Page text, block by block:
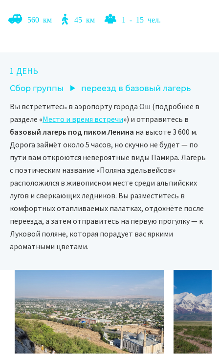
продолжительностью 10 дней. Это дает возможность
560 км 45 км 1 - 15 чел.
1 ДЕНЬ
Сбор группы переезд в базовый лагерь
Вы встретитесь в аэропорту города Ош (подробнее в
разделе «Место и время встречи») и отправитесь в
базовый лагерь под пиком Ленина на высоте 3 600 м.
Дорога займёт около 5 часов, но скучно не будет — по
пути вам откроются невероятные виды Памира. Лагерь
с поэтическим название «Поляна эдельвейсов»
расположился в живописном месте среди альпийских
лугов и сверкающих ледников. Вы разместитесь в
комфортных отапливаемых палатках, отдохнёте после
переезда, а затем отправитесь на первую прогулку — к
Луковой поляне, которая порадует вас яркими
ароматными цветами.